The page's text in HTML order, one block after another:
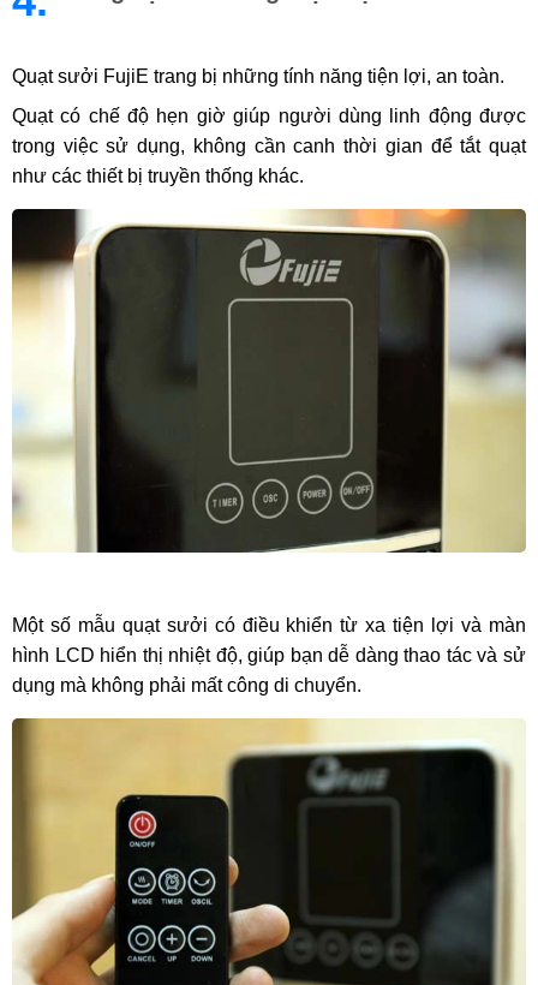
Quạt sưởi FujiE trang bị những tính năng tiện lợi, an toàn.
Quạt có chế độ hẹn giờ giúp người dùng linh động được
trong việc sử dụng, không cần canh thời gian để tắt quạt
như các thiết bị truyền thống khác.
Một số mẫu quạt sưởi có điều khiển từ xa tiện lợi và màn
hình LCD hiển thị nhiệt độ, giúp bạn dễ dàng thao tác và sử
dụng mà không phải mất công di chuyển.